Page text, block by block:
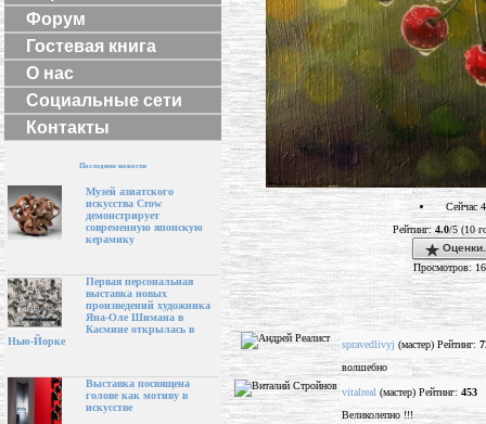
Форум
Гостевая книга
О нас
Социальные сети
Контакты
Последние новости
Музей азиатского
искусства Crow
демонстрирует
современную японскую
керамику
Первая персональная
выставка новых
произведений художника
Яна-Оле Шимана в
Касмине открылась в
Нью-Йорке
Выставка посвящена
голове как мотиву в
искусстве
Сейчас
Рейтинг: 4.0/5 (10
Оценки.
Просмотров:
spravedlivyj (мастер) Рейтинг:
волшебно
vitalreal (мастер) Рейтинг: 453
Великолепно !!!